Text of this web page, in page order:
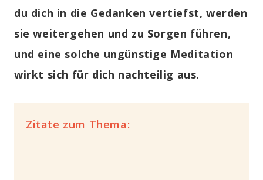
du dich in die Gedanken vertiefst, werden
sie weitergehen und zu Sorgen führen,
und eine solche ungünstige Meditation
wirkt sich für dich nachteilig aus.
Zitate zum Thema: